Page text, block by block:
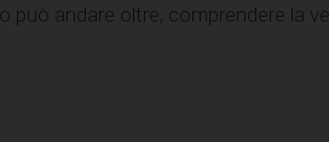
può andare oltre, comprendere la